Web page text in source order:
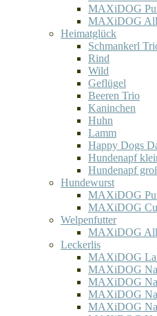
MAXiDOG
MAXiDOG
Heimatglück
Schmankerl
Rind
Wild
Geflügel
Beeren Trio
Kaninchen
Huhn
Lamm
Happy Dogs
Hundenapf
Hundenapf
Hundewurst
MAXiDOG
MAXiDOG
Welpenfutter
MAXiDOG
Leckerlis
MAXiDOG
MAXiDOG
MAXiDOG
MAXiDOG
MAXiDOG